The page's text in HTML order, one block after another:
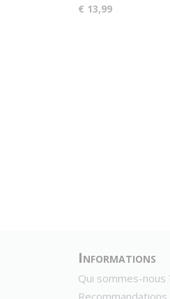
€ 13,99
Informations
Qui sommes-nous